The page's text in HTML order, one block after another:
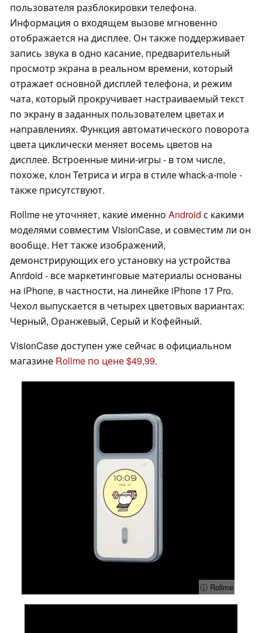
пользователя разблокировки телефона.
Информация о входящем вызове мгновенно
отображается на дисплее. Он также поддерживает
запись звука в одно касание, предварительный
просмотр экрана в реальном времени, который
отражает основной дисплей телефона, и режим
чата, который прокручивает настраиваемый текст
по экрану в заданных пользователем цветах и
направлениях. Функция автоматического поворота
цвета циклически меняет восемь цветов на
дисплее. Встроенные мини-игры - в том числе,
похоже, клон Тетриса и игра в стиле whack-a-mole -
также присутствуют.
Rollme не уточняет, какие именно Android с какими
моделями совместим VisionCase, и совместим ли он
вообще. Нет также изображений,
демонстрирующих его установку на устройства
Anrdoid - все маркетинговые материалы основаны
на iPhone, в частности, на линейке iPhone 17 Pro.
Чехол выпускается в четырех цветовых вариантах:
Черный, Оранжевый, Серый и Кофейный.
VisionCase доступен уже сейчас в официальном
магазине Rollme по цене $49,99.
ⓘ Rollme